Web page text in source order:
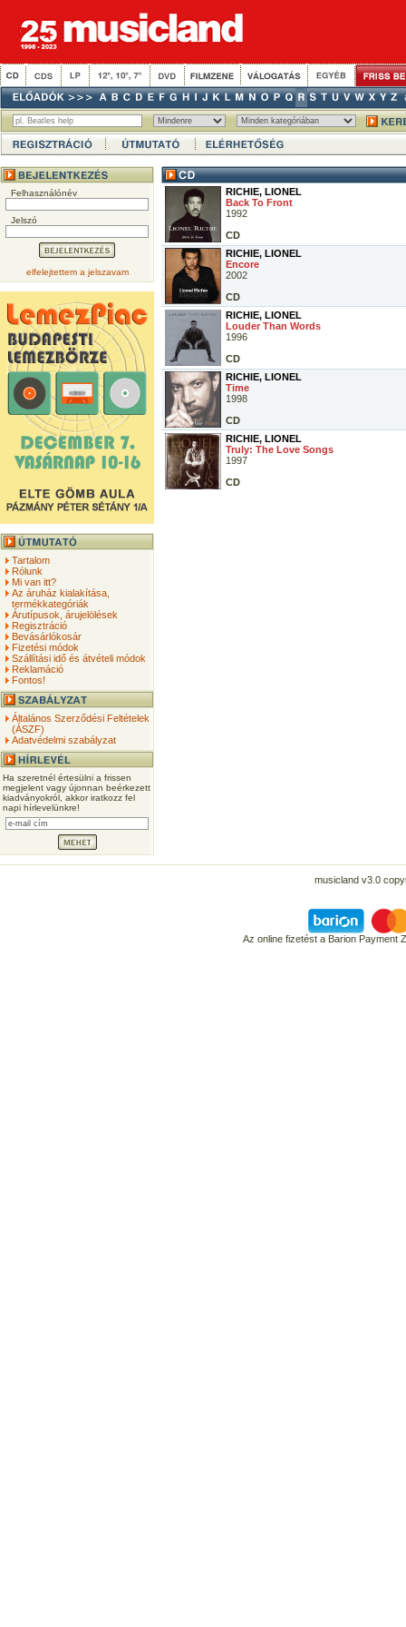
Felhasználónév
Jelszó
elfelejtettem a jelszavam
Tartalom
Rólunk
Mi van itt?
Az áruház kialakítása,
termékkategóriák
Árutípusok, árujelölések
Regisztráció
Bevásárlókosár
Fizetési módok
Szállítási idő és átvételi módok
Reklamáció
Fontos!
Általános Szerződési Feltételek
(ÁSZF)
Adatvédelmi szabályzat
Ha szeretnél értesülni a frissen
megjelent vagy újonnan beérkezett
kiadványokról, akkor iratkozz fel
napi hírlevelünkre!
RICHIE, LIONEL
Back To Front
1992
CD
RICHIE, LIONEL
Encore
2002
CD
RICHIE, LIONEL
Louder Than Words
1996
CD
RICHIE, LIONEL
Time
1998
CD
RICHIE, LIONEL
Truly: The Love Songs
1997
CD
musicland v3.0
Az online fizetést a Barion Payment